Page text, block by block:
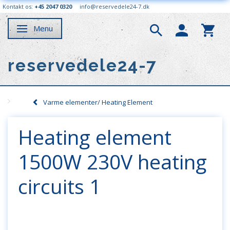
Kontakt os: +45 2047 0320 info@reservedele24-7.dk
Skifte navigation
Menu
reservedele24-7
Varme elementer/ Heating Element
Heating element
1500W 230V heating
circuits 1